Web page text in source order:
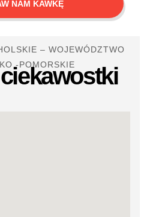
NAM KAWKĘ
– WOJEWÓDZTWO
-POMORSKIE